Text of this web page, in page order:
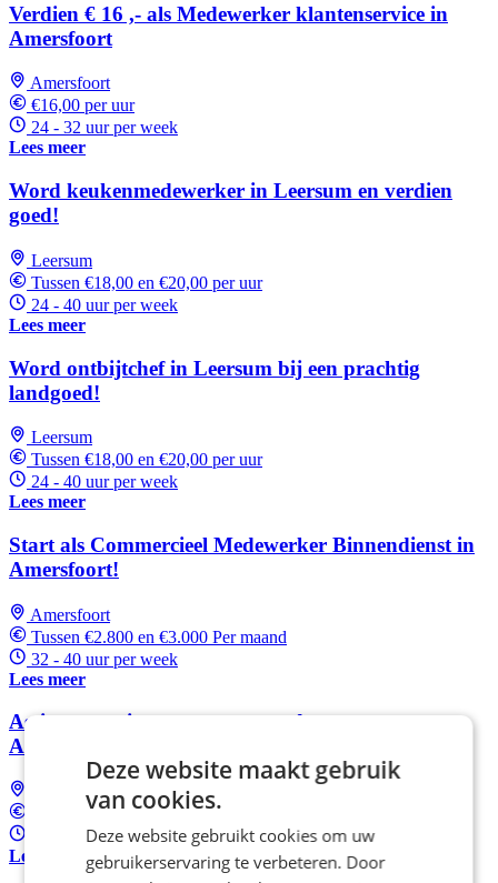
Verdien € 16 ,- als Medewerker klantenservice in
Amersfoort
Amersfoort
€16,00 per uur
24 - 32 uur per week
Lees meer
Word keukenmedewerker in Leersum en verdien
goed!
Leersum
Tussen €18,00 en €20,00 per uur
24 - 40 uur per week
Lees meer
Word ontbijtchef in Leersum bij een prachtig
landgoed!
Leersum
Tussen €18,00 en €20,00 per uur
24 - 40 uur per week
Lees meer
Start als Commercieel Medewerker Binnendienst in
Amersfoort!
Amersfoort
Tussen €2.800 en €3.000 Per maand
32 - 40 uur per week
Lees meer
Assistent projectmanager voor de gemeente
Amersfoort
Amersfoort
Tussen €4.402 en €5.096 Per maand
32 - 36 uur per week
Lees meer
Deze website maakt gebruik
van cookies.
Deze website gebruikt cookies om uw
gebruikerservaring te verbeteren. Door